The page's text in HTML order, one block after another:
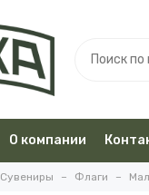
О компании
Сувениры Флаги